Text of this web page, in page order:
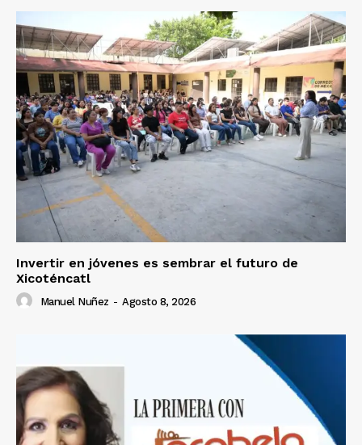
Invertir en jóvenes es sembrar el futuro de
Xicoténcatl
Manuel Nuñez - Agosto 8, 2026